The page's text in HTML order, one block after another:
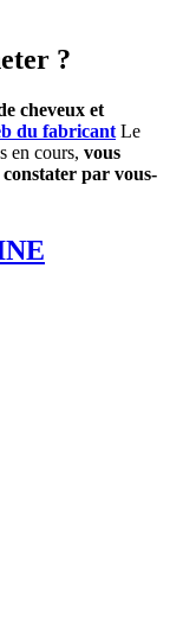
?
cheveux et
du fabricant Le
en cours, vous
par vous-